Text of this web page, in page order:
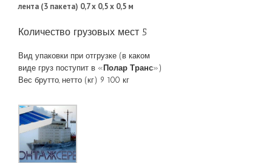
лента (3 пакета) 0,7 х 0,5 х 0,5 м
Количество грузовых мест 5
Вид упаковки при отгрузке (в каком
виде груз поступит в « Полар Транс»)
Вес брутто, нетто (кг) 9 100 кг